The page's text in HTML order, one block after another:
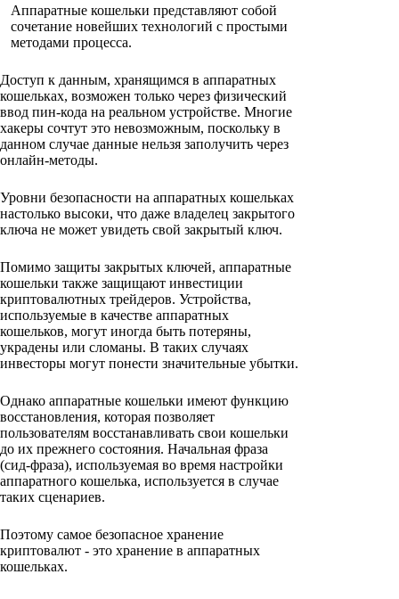
Аппаратные кошельки представляют собой
сочетание новейших технологий с простыми
методами процесса.
Доступ к данным, хранящимся в аппаратных
кошельках, возможен только через физический
ввод пин-кода на реальном устройстве. Многие
хакеры сочтут это невозможным, поскольку в
данном случае данные нельзя заполучить через
онлайн-методы.
Уровни безопасности на аппаратных кошельках
настолько высоки, что даже владелец закрытого
ключа не может увидеть свой закрытый ключ.
Помимо защиты закрытых ключей, аппаратные
кошельки также защищают инвестиции
криптовалютных трейдеров. Устройства,
используемые в качестве аппаратных
кошельков, могут иногда быть потеряны,
украдены или сломаны. В таких случаях
инвесторы могут понести значительные убытки.
Однако аппаратные кошельки имеют функцию
восстановления, которая позволяет
пользователям восстанавливать свои кошельки
до их прежнего состояния. Начальная фраза
(сид-фраза), используемая во время настройки
аппаратного кошелька, используется в случае
таких сценариев.
Поэтому самое безопасное хранение
криптовалют - это хранение в аппаратных
кошельках.